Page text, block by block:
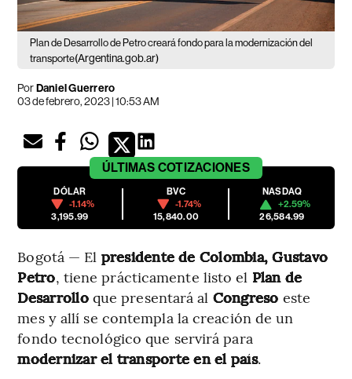
Plan de Desarrollo de Petro creará fondo para la modernización del
transporte(Argentina.gob.ar)
PorDaniel Guerrero
03 de febrero, 2023 | 10:53 AM
ÚLTIMAS COTIZACIONES
DÓLAR
-1.14%
3,195.99
BVC
-1.74%
15,840.00
NASDAQ
+2.59%
26,584.99
Bogotá — El presidente de Colombia, Gustavo
Petro, tiene prácticamente listo el Plan de
Desarrolloque presentará al Congreso este
mes y allí se contempla la creación de un
fondo tecnológico que servirá para
modernizar el transporte en el país.